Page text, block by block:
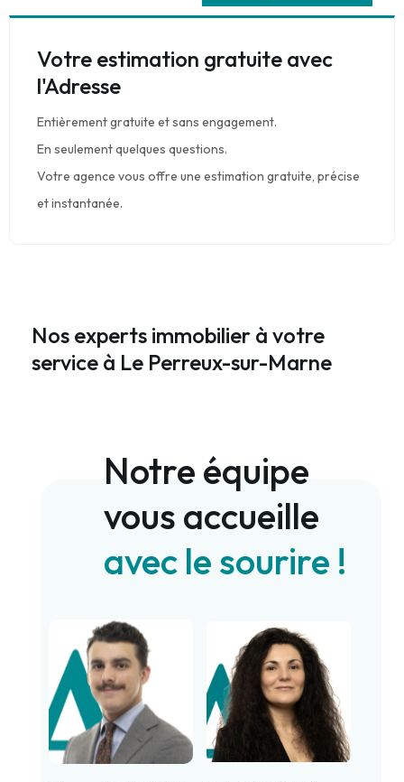
Votre estimation gratuite avec
l'Adresse
Entièrement gratuite et sans engagement.
En seulement quelques questions.
Votre agence vous offre une estimation gratuite, précise
et instantanée.
Nos experts immobilier à votre
service à Le Perreux-sur-Marne
Notre équipe
vous accueille
avec le sourire !